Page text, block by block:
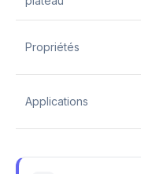
Propriétés
Applications